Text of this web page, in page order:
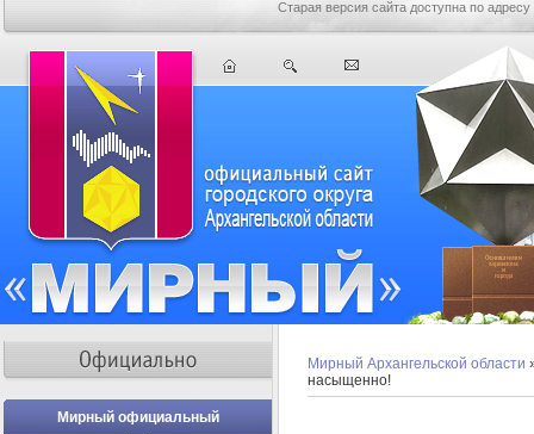
Старая версия сайта доступна по адресу
Мирный официальный
Мирный Архангельской области
насыщенно!